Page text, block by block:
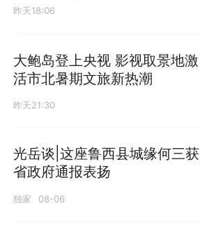
昨天18:06
大鲍岛登上央视 影视取景地激
活市北暑期文旅新热潮
昨天21:30
光岳谈|这座鲁西县城缘何三获
省政府通报表扬
独家 08-06